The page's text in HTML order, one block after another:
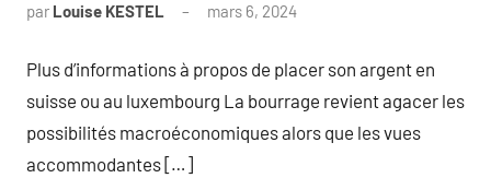
par Louise KESTEL mars 6, 2024
Plus d’informations à propos de placer son argent en
suisse ou au luxembourg La bourrage revient agacer les
possibilités macroéconomiques alors que les vues
accommodantes […]